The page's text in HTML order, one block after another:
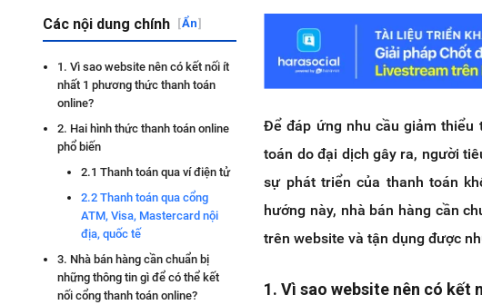
Các nội dung chính [Ẩn]
1. Vì sao website nên có kết nối ít
nhất 1 phương thức thanh toán
online?
2. Hai hình thức thanh toán online
phổ biến
2.1 Thanh toán qua ví điện tử
2.2 Thanh toán qua cổng
ATM, Visa, Mastercard nội
địa, quốc tế
3. Nhà bán hàng cần chuẩn bị
những thông tin gì để có thể kết
nối cổng thanh toán online?
Để đáp ứng nhu cầu giảm thiểu
toán do đại dịch gây ra, người
sự phát triển của thanh toán
hướng này, nhà bán hàng cần
trên website và tận dụng được
1. Vì sao website nên có kết